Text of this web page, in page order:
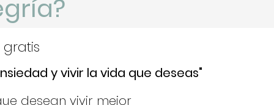
y vivir la vida que deseas"
desean vivir mejor